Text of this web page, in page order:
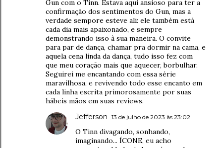
Gun com o Tinn. Estava aqui ansioso para ter a
confirmação dos sentimentos do Gun, mas a
verdade sempore esteve ali: ele também está
cada dia mais apaixonado, e sempre
demonstrando isso à sua maneira. O convite
para par de dança, chamar pra dormir na cama, e
aquela cena linda da dança, tudo isso fez com
que meu coração mais que aquecer, borbulhar.
Seguirei me encantando com essa série
maravilhosa, e revivendo todo esse encanto em
cada linha escrita primorosamente por suas
hábeis mãos em suas reviews.
Jefferson 13 de julho de 2023 às 23:02
O Tinn divagando, sonhando,
imaginando... ÍCONE, eu acho